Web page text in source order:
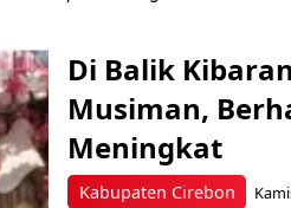
Kabupaten Cirebon
Di Balik
Musiman,
Meningkat